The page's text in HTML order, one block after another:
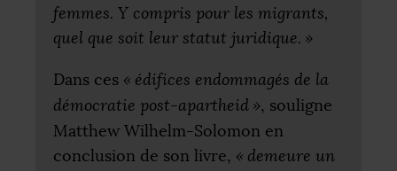
femmes. Y compris pour les migrants,
quel que soit leur statut juridique. »
Dans ces « édifices endommagés de la
démocratie post-apartheid », souligne
Matthew Wilhelm-Solomon en
conclusion de son livre, « demeure un